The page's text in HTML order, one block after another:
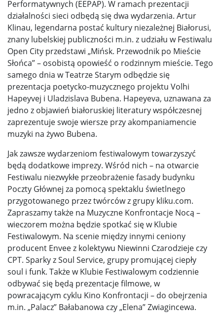
Performatywnych (EEPAP). W ramach prezentacji
działalności sieci odbędą się dwa wydarzenia. Artur
Klinau, legendarna postać kultury niezależnej Białorusi,
znany lubelskiej publiczności m.in. z udziału w Festiwalu
Open City przedstawi „Mińsk. Przewodnik po Mieście
Słońca” – osobistą opowieść o rodzinnym mieście. Tego
samego dnia w Teatrze Starym odbędzie się
prezentacja poetycko-muzycznego projektu Volhi
Hapeyvej i Uladzislava Bubena. Hapeyeva, uznawana za
jedno z objawień białoruskiej literatury współczesnej
zaprezentuje swoje wiersze przy akompaniamencie
muzyki na żywo Bubena.
Jak zawsze wydarzeniom festiwalowym towarzyszyć
będą dodatkowe imprezy. Wśród nich – na otwarcie
Festiwalu niezwykłe przeobrażenie fasady budynku
Poczty Głównej za pomocą spektaklu świetlnego
przygotowanego przez twórców z grupy kliku.com.
Zapraszamy także na Muzyczne Konfrontacje Nocą –
wieczorem można będzie spotkać się w Klubie
Festiwalowym. Na scenie między innymi ceniony
producent Envee z kolektywu Niewinni Czarodzieje czy
CPT. Sparky z Soul Service, grupy promującej ciepły
soul i funk. Także w Klubie Festiwalowym codziennie
odbywać się będą prezentacje filmowe, w
powracającym cyklu Kino Konfrontacji – do obejrzenia
m.in. „Palacz” Bałabanowa czy „Elena” Zwiagincewa.